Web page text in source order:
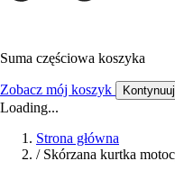
Suma częściowa koszyka
Zobacz mój koszyk
Loading...
Strona główna
/ Skórzana kurtka